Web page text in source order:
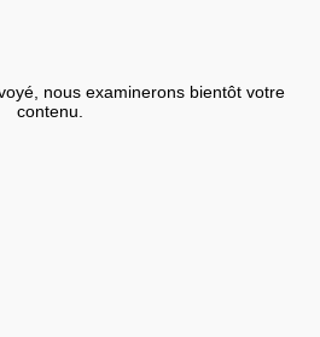
nous examinerons bientôt votre
contenu.